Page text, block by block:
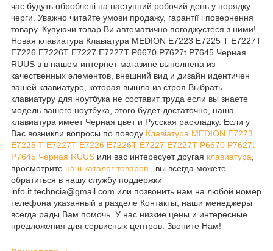
час будуть оброблені на наступний робочий день у порядку
черги. Уважно читайте умови продажу, гарантії і повернення
товару. Купуючи товар Ви автоматично погоджуєтеся з ними!
Новая клавиатура Клавіатура MEDION E7223 E7225 T E7227T
E7226 E7226T E7227 E7227T P6670 P7627t P7645 Черная
RUUS в в нашем интернет-магазине выполнена из
качественных элементов, внешний вид и дизайн идентичен
вашей клавиатуре, которая вышла из строя.Выбрать
клавиатуру для ноутбука не составит труда если вы знаете
модель вашего ноутбука, этого будет достаточно, наша
клавиатура имеет Черная цвет и Русская раскладку. Если у
Вас возникли вопросы по поводу Клавіатура MEDION E7223
E7225 T E7227T E7226 E7226T E7227 E7227T P6670 P7627t
P7645 Черная RUUS или вас интересует другая клавиатура
просмотрите наш каталог товаров , вы всегда можете
обратиться в нашу службу поддержки
info.it.techncia@gmail.com или позвонить нам на любой номер
телефона указанный в разделе Контакты, наши менеджеры
всегда рады Вам помочь. У нас низкие цены и интересные
предложения для сервисных центров. Звоните Нам!